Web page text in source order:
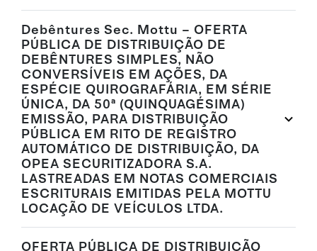
Debêntures Sec. Mottu – OFERTA
PÚBLICA DE DISTRIBUIÇÃO DE
DEBÊNTURES SIMPLES, NÃO
CONVERSÍVEIS EM AÇÕES, DA
ESPÉCIE QUIROGRAFÁRIA, EM SÉRIE
ÚNICA, DA 50ª (QUINQUAGÉSIMA)
EMISSÃO, PARA DISTRIBUIÇÃO
PÚBLICA EM RITO DE REGISTRO
AUTOMÁTICO DE DISTRIBUIÇÃO, DA
OPEA SECURITIZADORA S.A.
LASTREADAS EM NOTAS COMERCIAIS
ESCRITURAIS EMITIDAS PELA MOTTU
LOCAÇÃO DE VEÍCULOS LTDA.
OFERTA PÚBLICA DE DISTRIBUIÇÃO